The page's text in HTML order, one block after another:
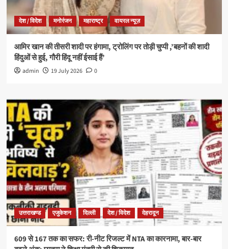
देश / विदेश मनोरंजन महाराष्ट्र वायरल न्यूज़
आमिर खान की तीसरी शादी पर हंगामा, ट्रोलिंग पर तोड़ी चुप्पी ,’बहनों की शादी
हिंदुओं से हुई, गौरी हिंदू नहीं ईसाई हैं’
admin 19 July 2026 0
उत्तराखण्ड एजुकेशन दिल्ली देश / विदेश देहरादून
609 से 167 तक का सफर: री-नीट रिजल्ट में NTA का कारनामा, बार-बार